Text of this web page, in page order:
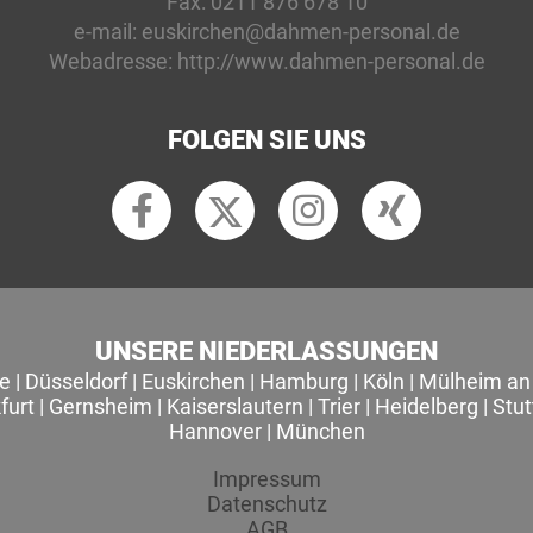
e-mail: euskirchen@dahmen-personal.de
Webadresse: http://www.dahmen-personal.de
FOLGEN SIE UNS
UNSERE NIEDERLASSUNGEN
| Düsseldorf| Euskirchen | Hamburg | Köln | Mülheim
| Gernsheim | Kaiserslautern | Trier| Heidelberg |
Hannover| München
Impressum
Datenschutz